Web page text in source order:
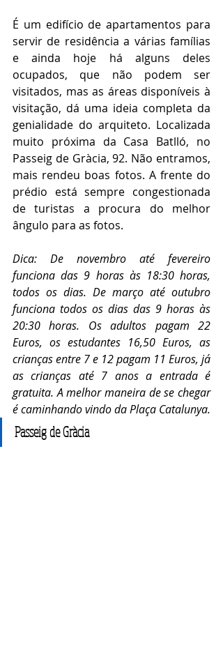
É um edifício de apartamentos para
servir de residência a várias famílias
e ainda hoje há alguns deles
ocupados, que não podem ser
visitados, mas as áreas disponíveis à
visitação, dá uma ideia completa da
genialidade do arquiteto. Localizada
muito próxima da Casa Batlló, no
Passeig de Gràcia, 92. Não entramos,
mais rendeu boas fotos. A frente do
prédio está sempre congestionada
de turistas a procura do melhor
ângulo para as fotos.
Dica: De novembro até fevereiro
funciona das 9 horas às 18:30 horas,
todos os dias. De março até outubro
funciona todos os dias das 9 horas às
20:30 horas. Os adultos pagam 22
Euros, os estudantes 16,50 Euros, as
crianças entre 7 e 12 pagam 11 Euros, já
as crianças até 7 anos a entrada é
gratuita. A melhor maneira de se chegar
Passeig de Gràcia